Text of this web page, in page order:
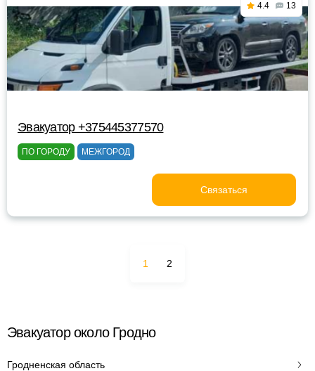
4.4 13
Эвакуатор +375445377570
ПО ГОРОДУ МЕЖГОРОД
Связаться
1 2
Эвакуатор около Гродно
Гродненская область